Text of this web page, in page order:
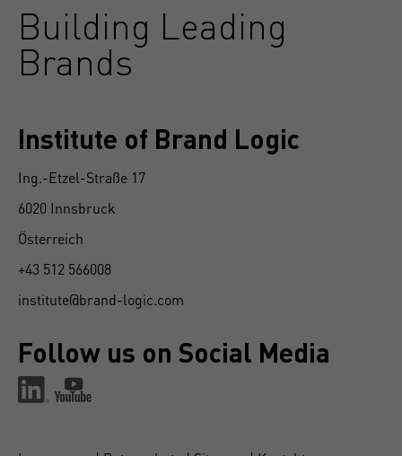
Building Leading
Brands
Institute of Brand Logic
Ing.-Etzel-Straße 17
6020 Innsbruck
Österreich
+43 512 566008
institute@brand-logic.com
Follow us on Social Media